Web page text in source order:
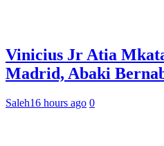
Vinicius Jr Atia
Madrid, Abaki
Saleh16 hours ago 0